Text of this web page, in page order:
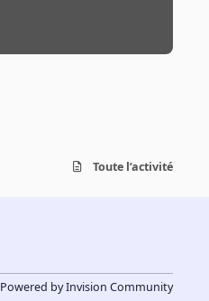
Toute l’activité
Powered byInvision Community